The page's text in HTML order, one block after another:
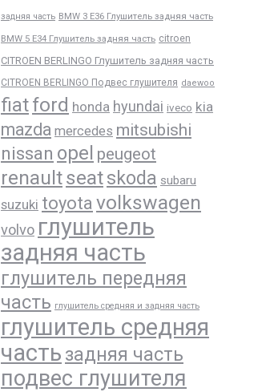
задняя часть BMW 3 E36 Глушитель задняя часть
BMW 5 E34 Глушитель задняя часть citroen
CITROEN BERLINGO Глушитель задняя часть
CITROEN BERLINGO Подвес глушителя daewoo
fiatford honda hyundai iveco kia
mazda mercedes mitsubishi
nissan opel peugeot
renaultseatskoda subaru
suzuki toyota volkswagen
volvo глушитель
задняя часть
глушитель передняя
часть глушитель средняя и задняя часть
глушитель средняя
часть задняя часть
подвес глушителя